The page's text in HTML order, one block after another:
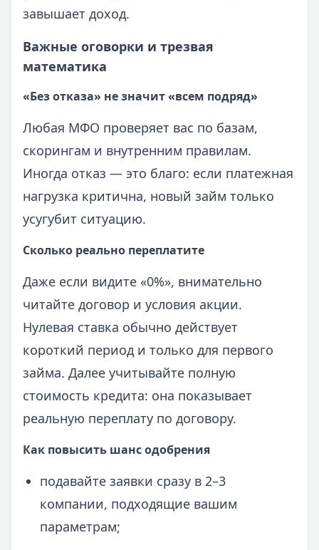
завышает доход.
Важные оговорки и трезвая
математика
«Без отказа» не значит «всем подряд»
Любая МФО проверяет вас по базам,
скорингам и внутренним правилам.
Иногда отказ — это благо: если платежная
нагрузка критична, новый займ только
усугубит ситуацию.
Сколько реально переплатите
Даже если видите «0%», внимательно
читайте договор и условия акции.
Нулевая ставка обычно действует
короткий период и только для первого
займа. Далее учитывайте полную
стоимость кредита: она показывает
реальную переплату по договору.
Как повысить шанс одобрения
подавайте заявки сразу в 2–3
компании, подходящие вашим
параметрам;